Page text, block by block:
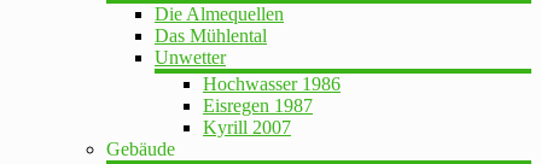
Die Almequellen
Das Mühlental
Unwetter
Hochwasser 1986
Eisregen 1987
Kyrill 2007
Gebäude